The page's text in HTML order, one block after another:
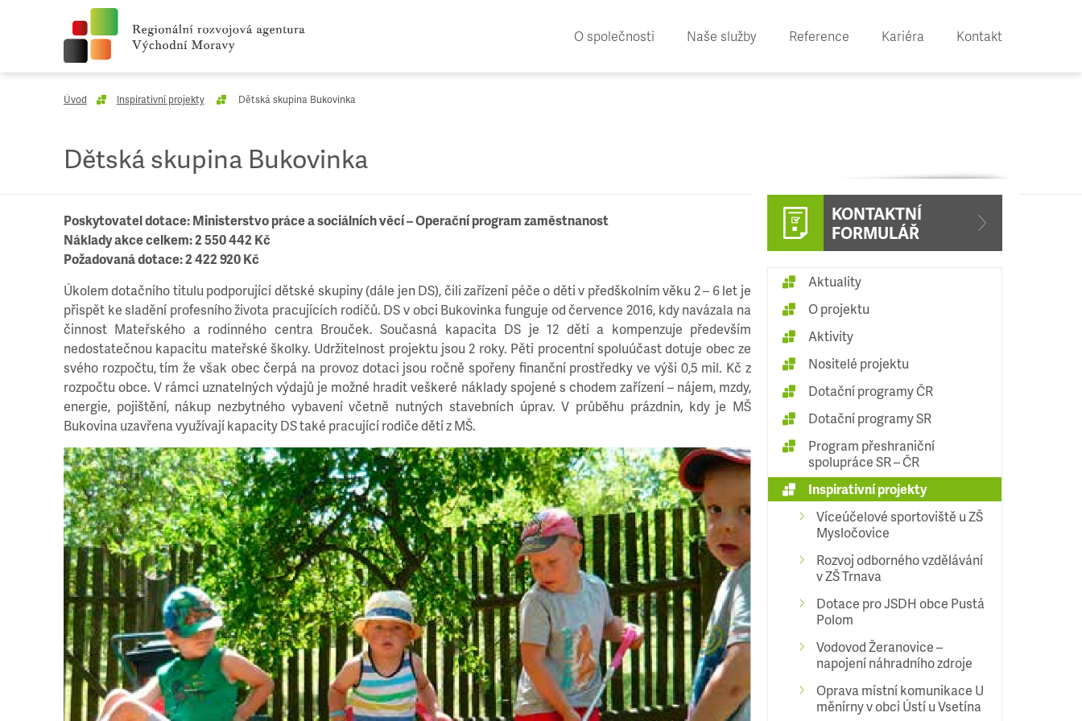
O společnosti Naše služby Reference Kariéra Kontakt
Úvod Inspirativní projekty Dětská skupina Bukovinka
Dětská skupina Bukovinka
Poskytovatel dotace: Ministerstvo práce a sociálních věcí – Operační program zaměstnanost
Náklady akce celkem: 2 550 442 Kč
Požadovaná dotace: 2 422 920 Kč
Úkolem dotačního titulu podporující dětské skupiny (dále jen DS), čili zařízení péče o děti v předškolním věku 2 – 6 let je
přispět ke sladění profesního života pracujících rodičů. DS v obci Bukovinka funguje od července 2016, kdy navázala na
činnost Mateřského a rodinného centra Brouček. Současná kapacita DS je 12 dětí a kompenzuje především
nedostatečnou kapacitu mateřské školky. Udržitelnost projektu jsou 2 roky. Pěti procentní spoluúčast dotuje obec ze
svého rozpočtu, tím že však obec čerpá na provoz dotaci jsou ročně spořeny finanční prostředky ve výši 0,5 mil. Kč z
rozpočtu obce. V rámci uznatelných výdajů je možné hradit veškeré náklady spojené s chodem zařízení – nájem, mzdy,
energie, pojištění, nákup nezbytného vybavení včetně nutných stavebních úprav. V průběhu prázdnin, kdy je MŠ
Bukovina uzavřena využívají kapacity DS také pracující rodiče dětí z MŠ.
KONTAKTNÍ
FORMULÁŘ
Aktuality
O projektu
Aktivity
Nositelé projektu
Dotační programy ČR
Dotační programy SR
Program přeshraniční
spolupráce SR – ČR
Inspirativní projekty
Víceúčelové sportoviště u ZŠ
Mysločovice
Rozvoj odborného vzdělávání
v ZŠ Trnava
Dotace pro JSDH obce Pustá
Polom
Vodovod Žeranovice –
napojení náhradního zdroje
Oprava místní komunikace U
měnírny v obci Ústí u Vsetína